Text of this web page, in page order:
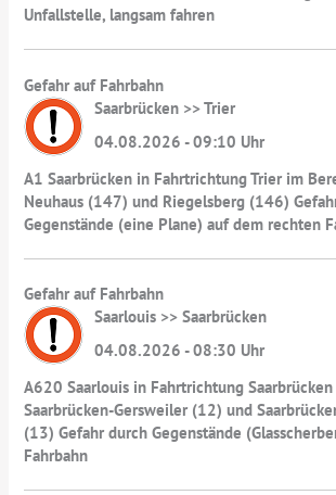
Unfallstelle, langsam fahren
Gefahr auf Fahrbahn
Saarbrücken >> Trier
04.08.2026 - 09:10 Uhr
A1 Saarbrücken in Fahrtrichtung Trier im
Neuhaus (147) und Riegelsberg (146)
Gegenstände (eine Plane) auf dem rechten
Gefahr auf Fahrbahn
Saarlouis >> Saarbrücken
04.08.2026 - 08:30 Uhr
A620 Saarlouis in Fahrtrichtung
Saarbrücken-Gersweiler (12) und
(13) Gefahr durch Gegenstände
Fahrbahn